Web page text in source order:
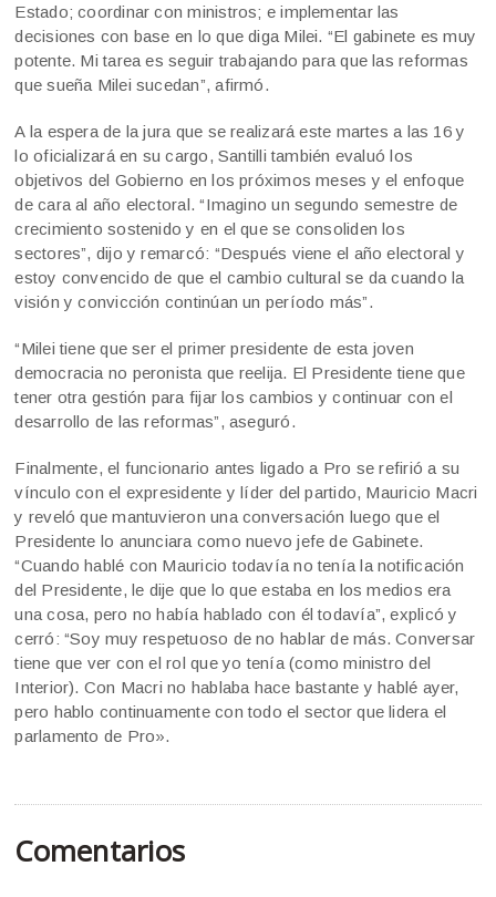
Estado; coordinar con ministros; e implementar las
decisiones con base en lo que diga Milei. “El gabinete es muy
potente. Mi tarea es seguir trabajando para que las reformas
que sueña Milei sucedan”, afirmó.
A la espera de la jura que se realizará este martes a las 16 y
lo oficializará en su cargo, Santilli también evaluó los
objetivos del Gobierno en los próximos meses y el enfoque
de cara al año electoral. “Imagino un segundo semestre de
crecimiento sostenido y en el que se consoliden los
sectores”, dijo y remarcó: “Después viene el año electoral y
estoy convencido de que el cambio cultural se da cuando la
visión y convicción continúan un período más”.
“Milei tiene que ser el primer presidente de esta joven
democracia no peronista que reelija. El Presidente tiene que
tener otra gestión para fijar los cambios y continuar con el
desarrollo de las reformas”, aseguró.
Finalmente, el funcionario antes ligado a Pro se refirió a su
vínculo con el expresidente y líder del partido, Mauricio Macri
y reveló que mantuvieron una conversación luego que el
Presidente lo anunciara como nuevo jefe de Gabinete.
“Cuando hablé con Mauricio todavía no tenía la notificación
del Presidente, le dije que lo que estaba en los medios era
una cosa, pero no había hablado con él todavía”, explicó y
cerró: “Soy muy respetuoso de no hablar de más. Conversar
tiene que ver con el rol que yo tenía (como ministro del
Interior). Con Macri no hablaba hace bastante y hablé ayer,
pero hablo continuamente con todo el sector que lidera el
parlamento de Pro».
Comentarios